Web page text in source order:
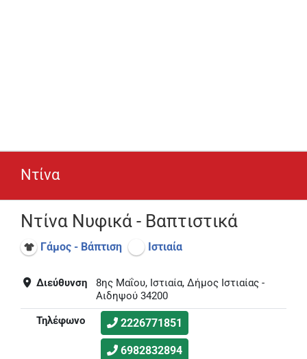
Ντίνα
Ντίνα Νυφικά - Βαπτιστικά
Γάμος - Βάπτιση Ιστιαία
Διεύθυνση
8ης Μαΐου, Ιστιαία, Δήμος Ιστιαίας -
Αιδηψού 34200
Τηλέφωνο
2226771851
6982832894